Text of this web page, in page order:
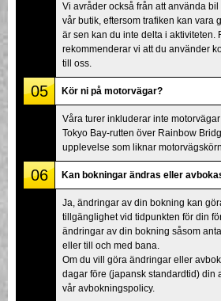
Vi avråder också från att använda
vår butik, eftersom trafiken kan vara
är sen kan du inte delta i aktiviteten.
rekommenderar vi att du använder
till oss.
05 Kör ni på motorvägar?
Våra turer inkluderar inte
Tokyo Bay-rutten över Rainbow
upplevelse som liknar
06 Kan bokningar ändras eller
Ja, ändringar av din bokning kan
tillgänglighet vid tidpunkten för din
ändringar av din bokning såsom
eller till och med bana.
Om du vill göra ändringar eller
dagar före (japansk standardtid) din
vår avbokningspolicy.